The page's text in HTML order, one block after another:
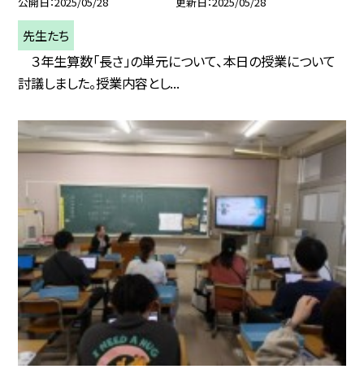
先生たち
３年生算数「長さ」の単元について、本日の授業について
討議しました。授業内容とし...